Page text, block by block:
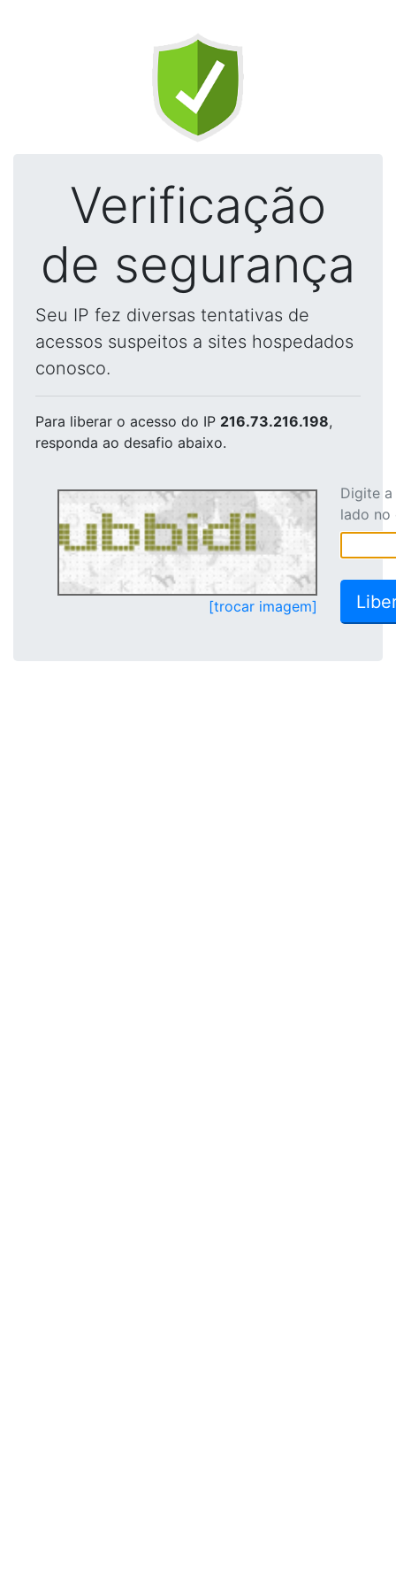
Verificação
de segurança
Seu IP fez diversas tentativas de
acessos suspeitos a sites hospedados
conosco.
Para liberar o acesso do IP 216.73.216.198,
responda ao desafio abaixo.
[trocar imagem]
Digite
lado no